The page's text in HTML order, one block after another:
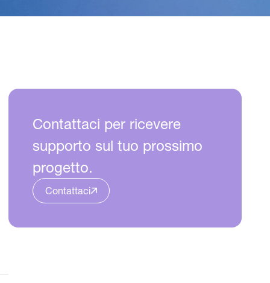
Contattaci per ricevere
supporto sul tuo prossimo
progetto.
Contattaci